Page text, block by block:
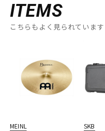
ITEMS
こちらもよく見られています
MEINL
SKB